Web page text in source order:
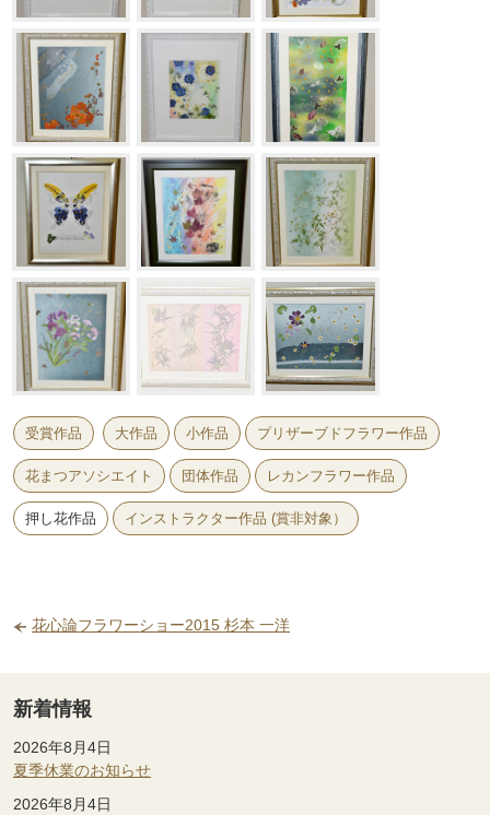
受賞作品 大作品 小作品 プリザーブドフラワー作品
花まつアソシエイト 団体作品 レカンフラワー作品
押し花作品 インストラクター作品 (賞非対象）
花心論フラワーショー2015 杉本 一洋
新着情報
2026年8月4日
夏季休業のお知らせ
2026年8月4日